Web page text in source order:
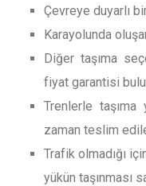
Çevreye duyarlı
Karayolunda
Diğer taşıma
fiyat garantisi
Trenlerle taşıma
zaman teslim
Trafik olmadığı
yükün taşınması